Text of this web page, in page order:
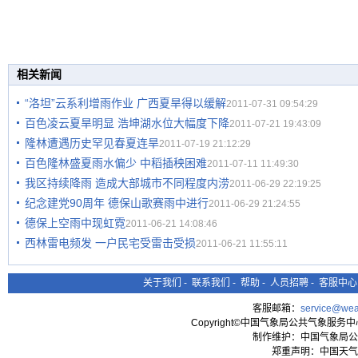
相关新闻
“洛坦”云系利增雨作业 广西夏旱得以缓解2011-07-31 09:54:29
百色凌云夏旱明显 浩坤湖水位大幅度下降2011-07-21 19:43:09
隆林遭遇历史罕见春夏连旱2011-07-19 21:12:29
百色隆林盛夏雨水偏少 中稻插秧困难2011-07-11 11:49:30
我区持续降雨 造成大部城市不同程度内涝2011-06-29 22:19:25
纪念建党90周年 德保山歌赛雨中进行2011-06-29 21:24:55
德保上空雨中现虹霓2011-06-21 14:08:46
西林雷电频发 一户民宅受雷击受损2011-06-21 11:55:11
关于我们 - 联系我们 - 帮助 - 人员招聘 - 客服中心
客服邮箱：
Copyright©中国气象局公共气象服务
制作维护：中国气象局
郑重声明：中国天